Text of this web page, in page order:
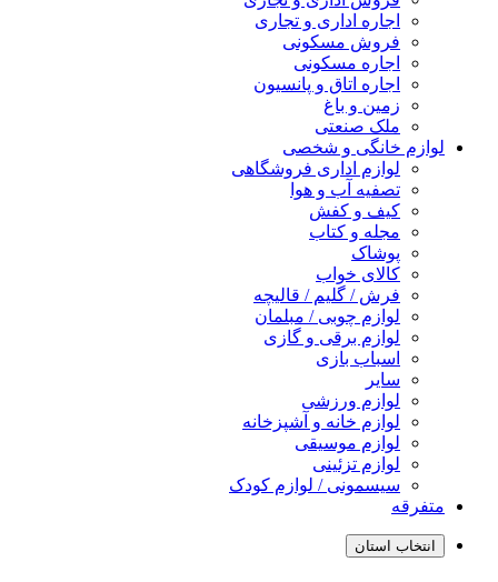
اجاره اداری و تجاری
فروش مسکونی
اجاره مسکونی
اجاره اتاق و پانسیون
زمین و باغ
ملک صنعتی
لوازم خانگی و شخصی
لوازم اداری فروشگاهی
تصفیه آب و هوا
کیف و کفش
مجله و کتاب
پوشاک
کالای خواب
فرش / گلیم / قالیچه
لوازم چوبی / مبلمان
لوازم برقی و گازی
اسباب بازی
سایر
لوازم ورزشی
لوازم خانه و آشپزخانه
لوازم موسیقی
لوازم تزئینی
سیسمونی / لوازم کودک
متفرقه
انتخاب استان